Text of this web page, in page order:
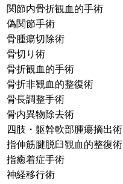
関節内骨折観血的手術
偽関節手術
骨腫瘍切除術
骨切り術
骨折観血的手術
骨折非観血的整復術
骨長調整手術
骨内異物除去術
四肢・躯幹軟部腫瘍摘出術
指伸筋腱脱臼観血的整復術
指癒着症手術
神経移行術